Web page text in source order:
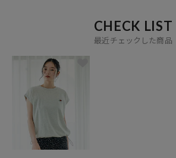
CHECK LIST
最近チェックした商品